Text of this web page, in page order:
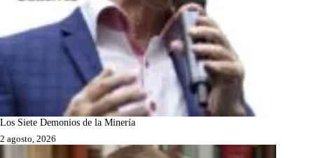
Los Siete Demonios de la Minería
2 agosto, 2026